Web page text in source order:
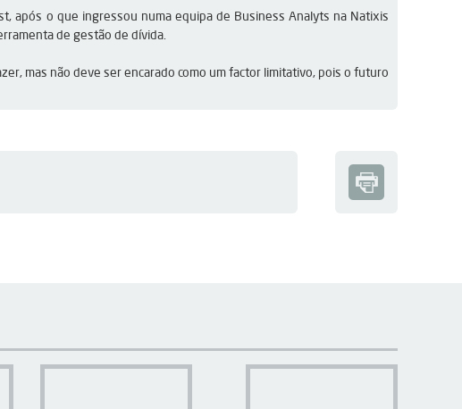
após o que ingressou numa equipa de Business Analyts na Natixis
de gestão de dívida.
mas não deve ser encarado como um factor limitativo, pois o futuro